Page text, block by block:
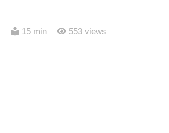
15 min 553 views